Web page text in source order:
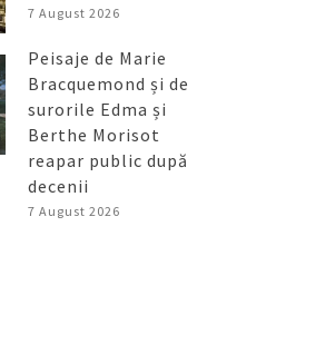
7 August 2026
Peisaje de Marie
Bracquemond și de
surorile Edma și
Berthe Morisot
reapar public după
decenii
7 August 2026